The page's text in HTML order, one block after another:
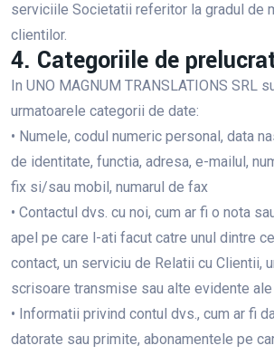
serviciile Societatii referitor la gradul de
clientilor.
4. Categoriile de
In UNO MAGNUM TRANSLATIONS SRL
urmatoarele categorii de date:
• Numele, codul numeric personal, data
de identitate, functia, adresa, e-mailul,
fix si/sau mobil, numarul de fax
• Contactul dvs. cu noi, cum ar fi o nota
apel pe care l-ati facut catre unul dintre
contact, un serviciu de Relatii cu Clientii,
scrisoare transmise sau alte evidente ale
• Informatii privind contul dvs., cum ar fi
datorate sau primite, abonamentele pe